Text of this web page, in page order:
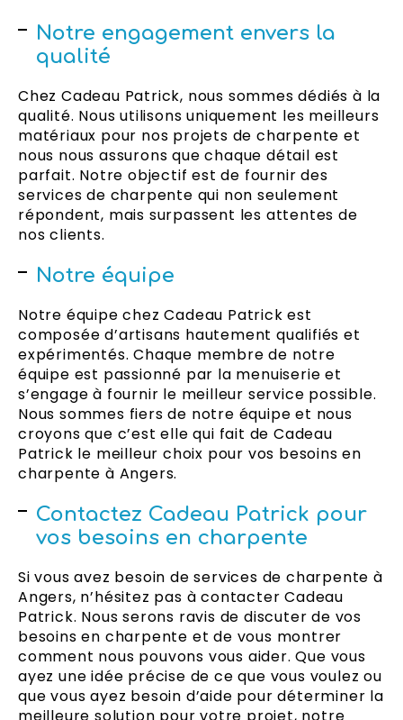
Notre engagement envers la
qualité
Chez Cadeau Patrick, nous sommes dédiés à la
qualité. Nous utilisons uniquement les meilleurs
matériaux pour nos projets de charpente et
nous nous assurons que chaque détail est
parfait. Notre objectif est de fournir des
services de charpente qui non seulement
répondent, mais surpassent les attentes de
nos clients.
Notre équipe
Notre équipe chez Cadeau Patrick est
composée d’artisans hautement qualifiés et
expérimentés. Chaque membre de notre
équipe est passionné par la menuiserie et
s’engage à fournir le meilleur service possible.
Nous sommes fiers de notre équipe et nous
croyons que c’est elle qui fait de Cadeau
Patrick le meilleur choix pour vos besoins en
charpente à Angers.
Contactez Cadeau Patrick pour
vos besoins en charpente
Si vous avez besoin de services de charpente à
Angers, n’hésitez pas à contacter Cadeau
Patrick. Nous serons ravis de discuter de vos
besoins en charpente et de vous montrer
comment nous pouvons vous aider. Que vous
ayez une idée précise de ce que vous voulez ou
que vous ayez besoin d’aide pour déterminer la